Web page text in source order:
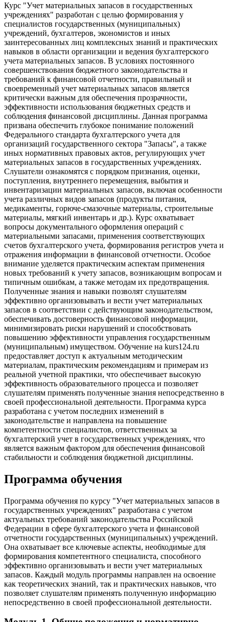
Курс "Учет материальных запасов в государственных
учреждениях" разработан с целью формирования у
специалистов государственных (муниципальных)
учреждений, бухгалтеров, экономистов и иных
заинтересованных лиц комплексных знаний и практических
навыков в области организации и ведения бухгалтерского
учета материальных запасов. В условиях постоянного
совершенствования бюджетного законодательства и
требований к финансовой отчетности, правильный и
своевременный учет материальных запасов является
критически важным для обеспечения прозрачности,
эффективности использования бюджетных средств и
соблюдения финансовой дисциплины. Данная программа
призвана обеспечить глубокое понимание положений
Федерального стандарта бухгалтерского учета для
организаций государственного сектора "Запасы", а также
иных нормативных правовых актов, регулирующих учет
материальных запасов в государственных учреждениях.
Слушатели ознакомятся с порядком признания, оценки,
поступления, внутреннего перемещения, выбытия и
инвентаризации материальных запасов, включая особенности
учета различных видов запасов (продукты питания,
медикаменты, горюче-смазочные материалы, строительные
материалы, мягкий инвентарь и др.). Курс охватывает
вопросы документального оформления операций с
материальными запасами, применения соответствующих
счетов бухгалтерского учета, формирования регистров учета и
отражения информации в финансовой отчетности. Особое
внимание уделяется практическим аспектам применения
новых требований к учету запасов, возникающим вопросам и
типичным ошибкам, а также методам их предотвращения.
Полученные знания и навыки позволят слушателям
эффективно организовывать и вести учет материальных
запасов в соответствии с действующим законодательством,
обеспечивать достоверность финансовой информации,
минимизировать риски нарушений и способствовать
повышению эффективности управления государственным
(муниципальным) имуществом. Обучение на kurs124.ru
предоставляет доступ к актуальным методическим
материалам, практическим рекомендациям и примерам из
реальной учетной практики, что обеспечивает высокую
эффективность образовательного процесса и позволяет
слушателям применять полученные знания непосредственно в
своей профессиональной деятельности. Программа курса
разработана с учетом последних изменений в
законодательстве и направлена на повышение
компетентности специалистов, ответственных за
бухгалтерский учет в государственных учреждениях, что
является важным фактором для обеспечения финансовой
стабильности и соблюдения бюджетной дисциплины.
Программа обучения
Программа обучения по курсу "Учет материальных запасов в
государственных учреждениях" разработана с учетом
актуальных требований законодательства Российской
Федерации в сфере бухгалтерского учета и финансовой
отчетности государственных (муниципальных) учреждений.
Она охватывает все ключевые аспекты, необходимые для
формирования компетентного специалиста, способного
эффективно организовывать и вести учет материальных
запасов. Каждый модуль программы направлен на освоение
как теоретических знаний, так и практических навыков, что
позволяет слушателям применять полученную информацию
непосредственно в своей профессиональной деятельности.